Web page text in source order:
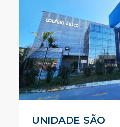
UNIDADE SÃO